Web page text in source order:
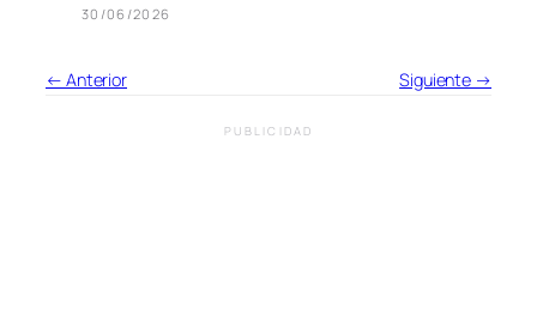
30/06/2026
← Anterior Siguiente →
PUBLICIDAD